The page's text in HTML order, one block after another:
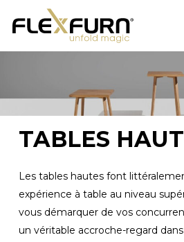
TABLES
Les tables hautes font
expérience à table au niveau
vous démarquer de vos
un véritable accroche-regard